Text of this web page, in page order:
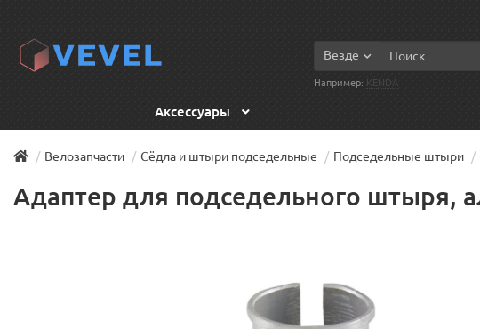
Везде
Например: KENDA
Аксессуары
Велозапчасти Сёдла и штыри подседельные Подседельные штыри
Адаптер для подседельного штыря,